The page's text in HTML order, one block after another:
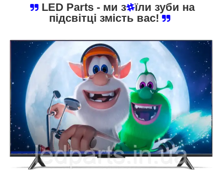
LED Parts - ми з
їли зуби на
підсвітці змість вас!